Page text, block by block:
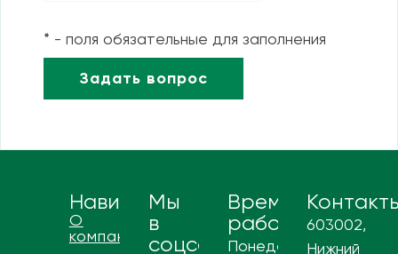
* - поля обязательные для заполнения
Навигация
О
компании
Мы
в
соцсетях
Время
работы
Понедельник
603002,
Нижний